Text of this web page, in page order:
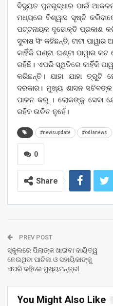
ବିଦ୍ୟୁତ ପୁନରୁଦ୍ଧାର ପାଇଁ
ମଧ୍ୟରେ ବିଶ୍ୱାସ ସୃଷ୍ଟି
ପଟ୍ଟନାୟକ ଦୃଢୋକ୍ତି ପ୍ରକାଶ
ସୁବାଷ ସିଂ କହିଛନ୍ତି, ଟାଟା
କାହିଁକି ଘଣ୍ଟା ଘଣ୍ଟା ପାୱାର
ରହିଛି। ଏପରି ସ୍ଥିତିରେ କାହିଁକି
କରିଛନ୍ତି। ଯାହା ଯାହା ତ୍ରୁଟି
ଦରକାର। ମୁଖ୍ୟ ଶାସନ ସଚିବଙ୍କ
ପାଳନ କରୁ । ଲୋକଙ୍କୁ ସେବା
ରହିବ ଉଚିତ ନୁହେଁ।
#newsupdate #odianews
0
Share
PREV POST
ସ୍କୁଲରେ ପିଲାଙ୍କ ଖାଇବା ଦାୟିତ୍ୱ
ନେଉଥିବା ପାଚିକା ଓ ସହାୟିକାଙ୍କୁ
ଏପରି କହିଲେ ମୁଖ୍ୟମନ୍ତ୍ରୀ
You Might Also Like